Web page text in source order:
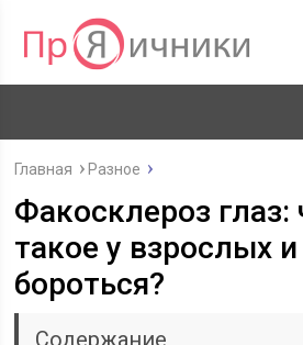
Главная Разное
Факосклероз глаз:
такое у взрослых
бороться?
Содержание